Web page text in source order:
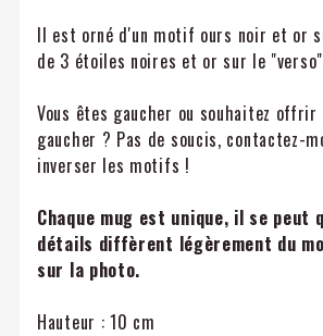
Il est orné d'un motif ours noir et or
de 3 étoiles noires et or sur le
Vous êtes gaucher ou souhaitez offrir
gaucher ? Pas de soucis, contactez-
inverser les motifs !
Chaque mug est unique, il se peut
détails diffèrent légèrement du
sur la photo.
Hauteur : 10 cm